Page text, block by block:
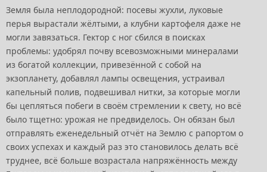
Земля была неплодородной: посевы жухли, луковые
перья вырастали жёлтыми, а клубни картофеля даже не
могли завязаться. Гектор с ног сбился в поисках
проблемы: удобрял почву всевозможными минералами
из богатой коллекции, привезённой с собой на
экзопланету, добавлял лампы освещения, устраивал
капельный полив, подвешивал нитки, за которые могли
бы цепляться побеги в своём стремлении к свету, но всё
было тщетно: урожая не предвиделось. Он обязан был
отправлять еженедельный отчёт на Землю с рапортом о
своих успехах и каждый раз это становилось делать всё
труднее, всё больше возрастала напряжённость между